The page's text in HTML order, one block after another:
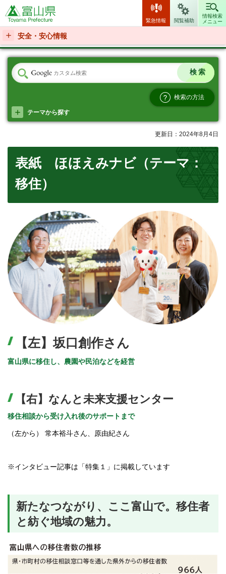
富山県
緊急情報 閲覧補助
情報検索
メニュー
安全・安心情報
検索の方法
テーマから探す
更新日：2024年8月4日
表紙 ほほえみナビ（テーマ：
移住）
【左】坂口創作さん
富山県に移住し、農園や民泊などを経営
【右】なんと未来支援センター
移住相談から受け入れ後のサポートまで
（左から） 常本裕斗さん、原由紀さん
※インタビュー記事は「特集１」に掲載しています
新たなつながり、ここ富山で。移住者
と紡ぐ地域の魅力。